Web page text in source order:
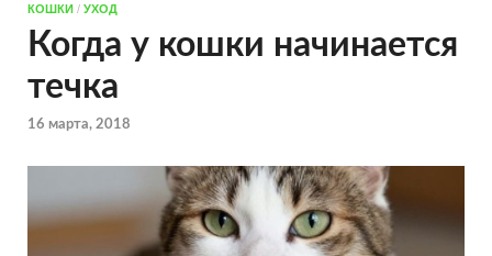
КОШКИ / УХОД
Когда у кошки начинается
течка
16 марта, 2018